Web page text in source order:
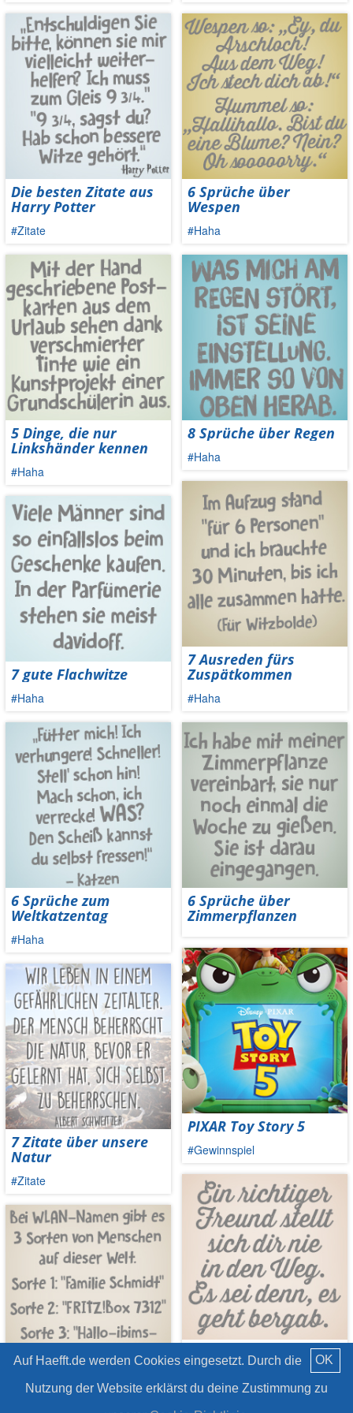
Die besten Zitate aus
Harry Potter
#Zitate
5 Dinge, die nur
Linkshänder kennen
#Haha
7 gute Flachwitze
#Haha
6 Sprüche zum
Weltkatzentag
#Haha
7 Zitate über unsere
Natur
#Zitate
13 witzige Ideen für
euer WLAN
6 Sprüche über
Wespen
#Haha
8 Sprüche über Regen
#Haha
7 Ausreden fürs
Zuspätkommen
#Haha
6 Sprüche über
Zimmerpflanzen
PIXAR Toy Story 5
#Gewinnspiel
7 Sprüche zum Tag der
Freunde
#Haha
OK
Auf Haefft.de werden Cookies eingesetzt. Durch die
Nutzung der Website erklärst du deine Zustimmung zu